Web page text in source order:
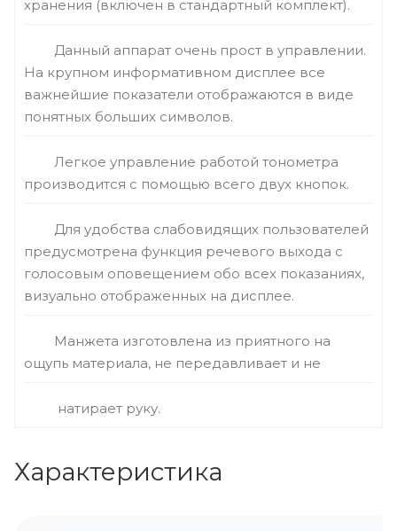
хранения (включен в стандартный комплект).
Данный аппарат очень прост в управлении.
На крупном информативном дисплее все
важнейшие показатели отображаются в виде
понятных больших символов.
Легкое управление работой тонометра
производится с помощью всего двух кнопок.
Для удобства слабовидящих пользователей
предусмотрена функция речевого выхода с
голосовым оповещением обо всех показаниях,
визуально отображенных на дисплее.
Манжета изготовлена из приятного на
ощупь материала, не передавливает и не
натирает руку.
Характеристика